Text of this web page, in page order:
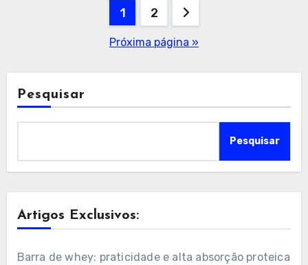
1 2
Próxima página »
Pesquisar
Pesquisar
Artigos Exclusivos:
Barra de whey: praticidade e alta absorção proteica